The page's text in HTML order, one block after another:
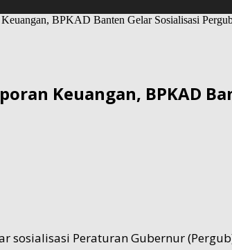
BPKAD Banten Gelar Sosialisasi
Keuangan, BPKAD
sosialisasi Peraturan Gubernur